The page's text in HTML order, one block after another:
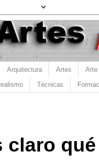
Arquitectura Artes Arte
Técnicas
claro